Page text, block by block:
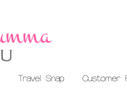
Travel Snap Customer